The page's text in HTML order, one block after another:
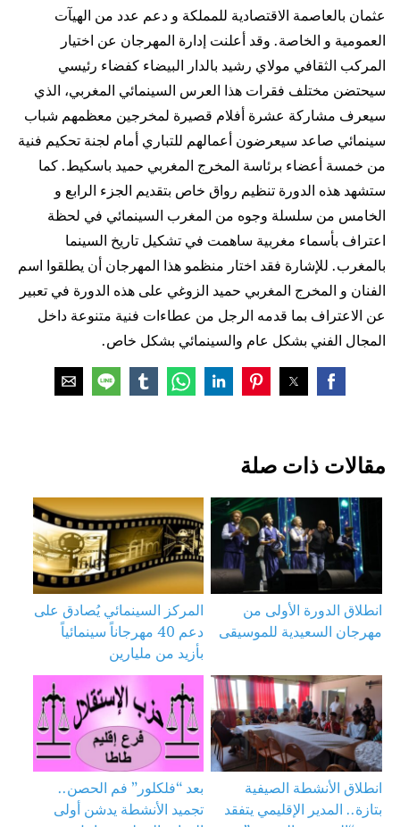
عثمان بالعاصمة الاقتصادية للمملكة و دعم عدد من الهيآت
العمومية و الخاصة. وقد أعلنت إدارة المهرجان عن اختيار
المركب الثقافي مولاي رشيد بالدار البيضاء كفضاء رئيسي
سيحتضن مختلف فقرات هذا العرس السينمائي المغربي، الذي
سيعرف مشاركة عشرة أفلام قصيرة لمخرجين معظمهم شباب
سينمائي صاعد سيعرضون أعمالهم للتباري أمام لجنة تحكيم فنية
من خمسة أعضاء برئاسة المخرج المغربي حميد باسكيط. كما
ستشهد هذه الدورة تنظيم رواق خاص بتقديم الجزء الرابع و
الخامس من سلسلة وجوه من المغرب السينمائي في لحظة
اعتراف بأسماء مغربية ساهمت في تشكيل تاريخ السينما
بالمغرب. للإشارة فقد اختار منظمو هذا المهرجان أن يطلقوا اسم
الفنان و المخرج المغربي حميد الزوغي على هذه الدورة في تعبير
عن الاعتراف بما قدمه الرجل من عطاءات فنية متنوعة داخل
المجال الفني بشكل عام والسينمائي بشكل خاص.
مقالات ذات صلة
انطلاق الدورة الأولى من
مهرجان السعيدية للموسيقى
المركز السينمائي يُصادق على
دعم 40 مهرجاناً سينمائياً
بأزيد من مليارين
انطلاق الأنشطة الصيفية
بتازة.. المدير الإقليمي يتفقد
بعد “فلكلور” فم الحصن..
تجميد الأنشطة يدشن أولى